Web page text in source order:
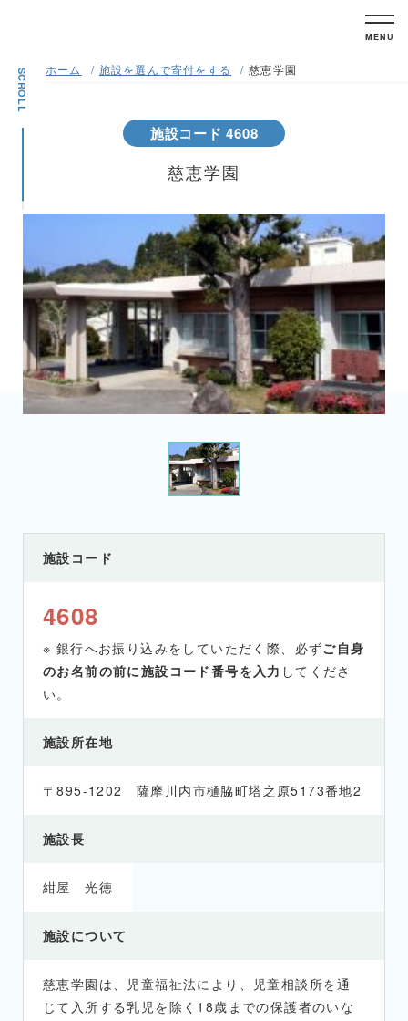
MENU
SCROLL ホーム 施設を選んで寄付をする 慈恵学園
施設コード 4608
慈恵学園
施設コード
4608
※ 銀行へお振り込みをしていただく際、必ずご自身
のお名前の前に施設コード番号を入力 してくださ
い。
施設所在地
〒895-1202 薩摩川内市樋脇町塔之原5173番地2
施設長
紺屋 光徳
施設について
慈恵学園は、児童福祉法により、児童相談所を通
じて入所する乳児を除く18歳までの保護者のいな